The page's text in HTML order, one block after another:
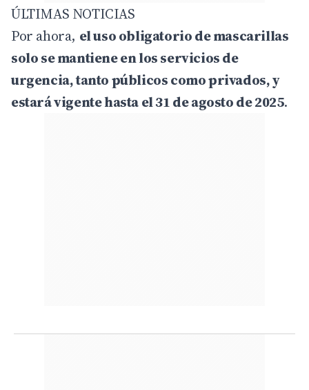
ÚLTIMAS NOTICIAS
Por ahora, el uso obligatorio de mascarillas
solo se mantiene en los servicios de
urgencia, tanto públicos como privados, y
estará vigente hasta el 31 de agosto de 2025.